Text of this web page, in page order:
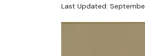
Last Updated: